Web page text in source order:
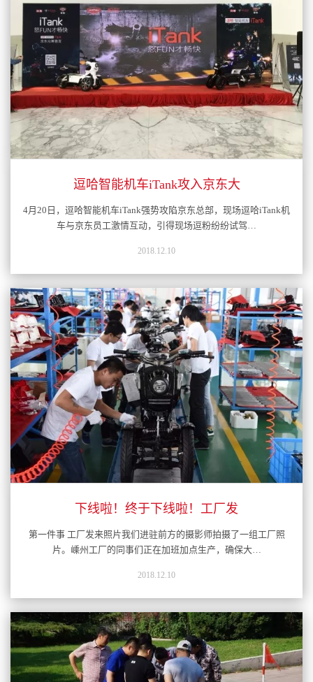
逗哈智能机车iTank攻入京东大
4月20日，逗哈智能机车iTank强势攻陷京东总部，现场逗哈iTank机
车与京东员工激情互动，引得现场逗粉纷纷试驾…
2018.12.10
下线啦！终于下线啦！工厂发
第一件事 工厂发来照片我们进驻前方的摄影师拍摄了一组工厂照
片。嵊州工厂的同事们正在加班加点生产，确保大…
2018.12.10